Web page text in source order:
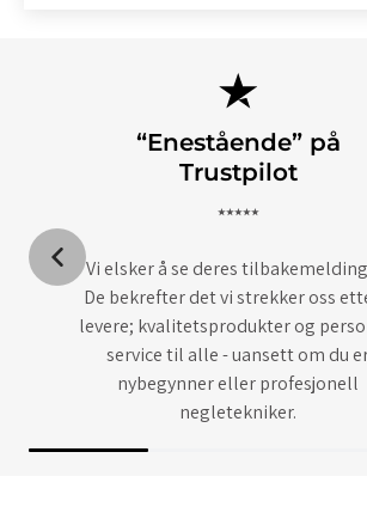
“Enestående” på
Trustpilot
⭑⭑⭑⭑⭑
Vi elsker å se deres
De bekrefter det vi strekker oss
levere; kvalitetsprodukter og
service til alle - uansett om du
nybegynner eller profesjonell
negletekniker.